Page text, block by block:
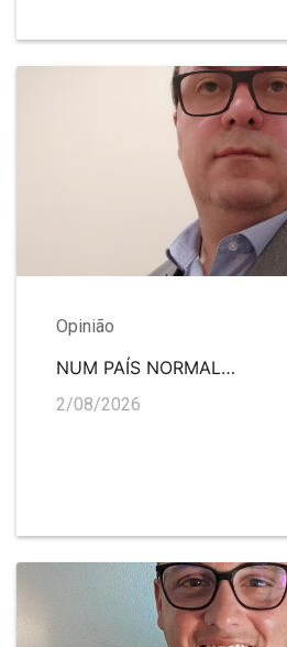
Opinião
NUM PAÍS NORMAL…
2/08/2026